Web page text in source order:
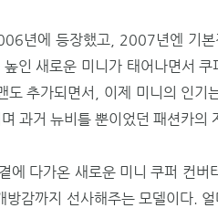
년에 등장했고, 2007년엔 기
인 새로운 미니가 태어나면서
도 추가되면서, 이제 미니의 인기
과거 뉴비틀 뿐이었던 패션카의
에 다가온 새로운 미니 쿠퍼 컨버
감까지 선사해주는 모델이다.